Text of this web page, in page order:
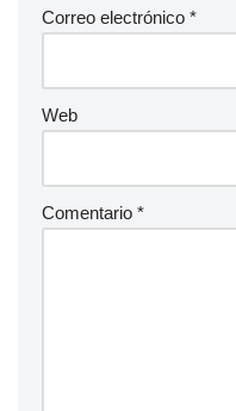
Correo electrónico *
Web
Comentario *